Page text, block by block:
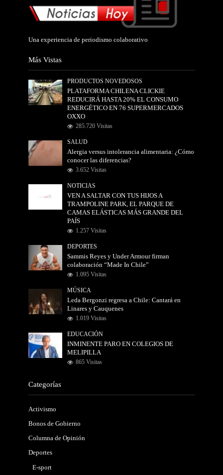
Una experiencia de periodismo colaborativo
Más Vistas
PRODUCTOS NOVEDOSOS
PLATAFORMA CHILENA CLICKIE
REDUCIRÁ HASTA 20% EL CONSUMO
ENERGÉTICO EN 76 SUPERMERCADOS
OXXO
285.720 Visitas
SALUD
Alergia versus intolerancia alimentaria: ¿Cómo
conocer las diferencias?
3.652 Visitas
NOTICIAS
VEN A SALTAR CON TUS HIJOS A
TRAMPOLINE PARK, EL PARQUE DE
CAMAS ELÁSTICAS MÁS GRANDE DEL
PAÍS
1.257 Visitas
DEPORTES
Sammis Reyes y Under Armour firman
colaboración “Made In Chile”
1.095 Visitas
MÚSICA
Leda Bergonzi regresa a Chile: Cantará en
Linares y Cauquenes
1.019 Visitas
EDUCACIÓN
INMINENTE PARO EN COLEGIOS DE
MELIPILLA
865 Visitas
Categorías
Activismo
Bonos de Gobierno
Columna de Opinión
Deportes
E-sport